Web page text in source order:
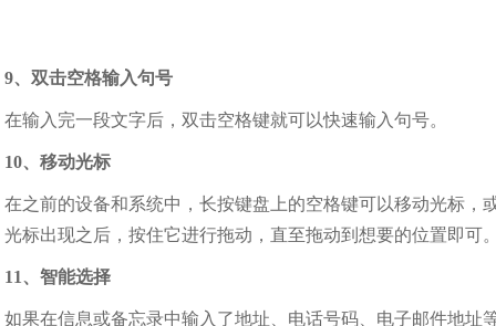
9、双击空格输入句号
在输入完一段文字后，双击空格键就可以快速输入句号。
10、移动光标
在之前的设备和系统中，长按键盘上的空格键可以移动光标，
光标出现之后，按住它进行拖动，直至拖动到想要的位置即可
11、智能选择
如果在信息或备忘录中输入了地址、电话号码、电子邮件地址